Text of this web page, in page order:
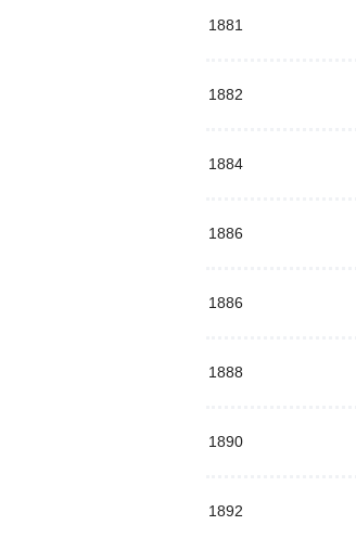
1881
1882
1884
1886
1886
1888
1890
1892